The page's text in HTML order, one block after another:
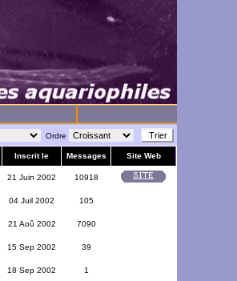
Ordre
Inscrit le Messages Site Web
21 Juin 2002 10918
04 Juil 2002 105
21 Aoû 2002 7090
15 Sep 2002 39
18 Sep 2002 1